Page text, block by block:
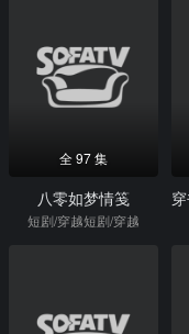
全 97 集
八零如梦情笺
短剧/穿越短剧/穿越